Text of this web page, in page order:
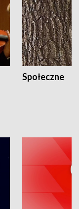
Społeczne